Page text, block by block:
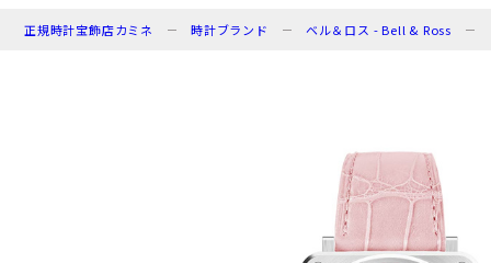
正規時計宝飾店カミネ 時計ブランド ベル＆ロス - Bell & Ross